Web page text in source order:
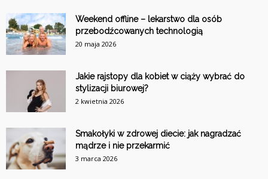
Weekend offline – lekarstwo dla osób
przebodźcowanych technologią
20 maja 2026
Jakie rajstopy dla kobiet w ciąży wybrać do
stylizacji biurowej?
2 kwietnia 2026
Smakołyki w zdrowej diecie: jak nagradzać
mądrze i nie przekarmić
3 marca 2026